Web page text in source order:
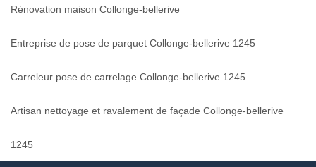
Rénovation maison Collonge-bellerive
Entreprise de pose de parquet Collonge-bellerive 1245
Carreleur pose de carrelage Collonge-bellerive 1245
Artisan nettoyage et ravalement de façade Collonge-bellerive
1245